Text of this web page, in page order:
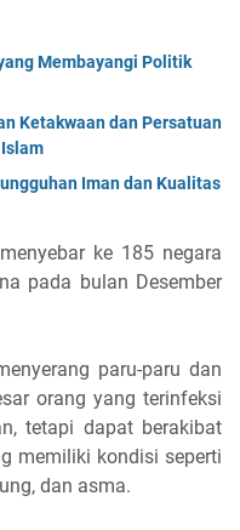
Membayangi Politik
Ketakwaan dan Persatuan
Iman dan Kualitas
ke 185 negara
pada bulan Desember
paru-paru dan
orang yang terinfeksi
tetapi dapat berakibat
memiliki kondisi seperti
dan asma.